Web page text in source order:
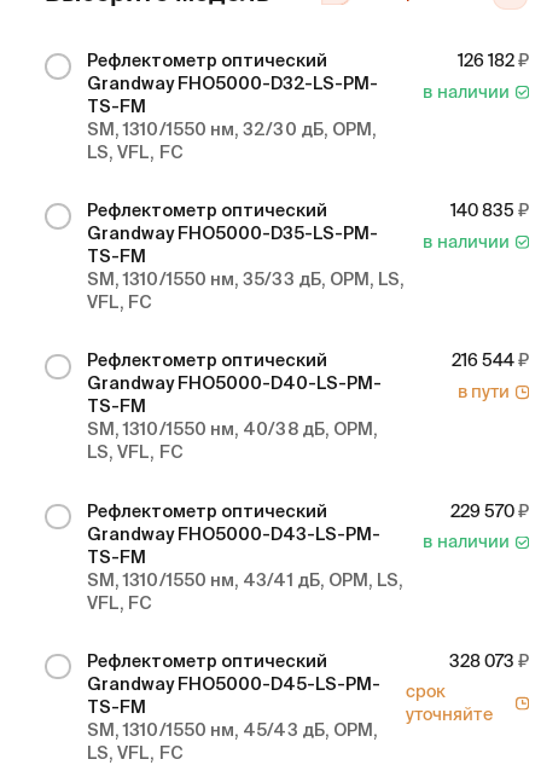
Рефлектометр оптический
Grandway FHO5000-D32-LS-PM-
TS-FM
SM, 1310/1550 нм, 32/30 дБ, OPM,
LS, VFL, FC
126 182
в наличии
Рефлектометр оптический
Grandway FHO5000-D35-LS-PM-
TS-FM
SM, 1310/1550 нм, 35/33 дБ, OPM, LS,
VFL, FC
140 835
в наличии
Рефлектометр оптический
Grandway FHO5000-D40-LS-PM-
TS-FM
SM, 1310/1550 нм, 40/38 дБ, OPM,
LS, VFL, FC
216 544
в пути
Рефлектометр оптический
Grandway FHO5000-D43-LS-PM-
TS-FM
SM, 1310/1550 нм, 43/41 дБ, OPM, LS,
VFL, FC
229 570
в наличии
Рефлектометр оптический
Grandway FHO5000-D45-LS-PM-
TS-FM
SM, 1310/1550 нм, 45/43 дБ, OPM,
LS, VFL, FC
328 073
срок
уточняйте